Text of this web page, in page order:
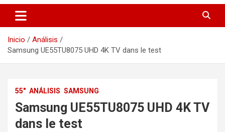
y Cine en Casa
Inicio
Análisis
Samsung UE55TU8075 UHD 4K TV dans le test
55" ANÁLISIS SAMSUNG
Samsung UE55TU8075 UHD 4K TV
dans le test